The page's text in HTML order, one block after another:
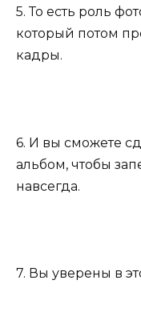
5. То есть роль
который потом
кадры.
6. И вы сможете
альбом, чтобы
навсегда.
7. Вы уверены в